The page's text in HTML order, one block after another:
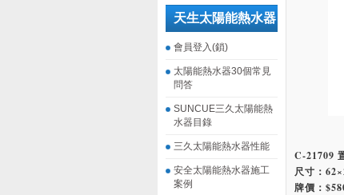
天生太陽能熱水器
會員登入(鎖)
太陽能熱水器30個常見
問答
SUNCUE三久太陽能熱
水器目錄
三久太陽能熱水器性能
安全太陽能熱水器施工
案例
C-21709
尺寸：
牌價：